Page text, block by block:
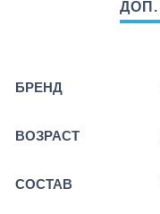
БРЕНД
ВОЗРАСТ
СОСТАВ